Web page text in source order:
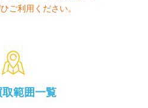
ご利用ください。
取範囲一覧